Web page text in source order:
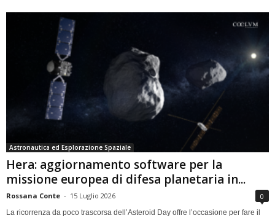
Astronautica ed Esplorazione Spaziale
Hera: aggiornamento software per la
missione europea di difesa planetaria in...
Rossana Conte - 15 Luglio 2026 0
La ricorrenza da poco trascorsa dell’Asteroid Day offre l’occasione per fare il